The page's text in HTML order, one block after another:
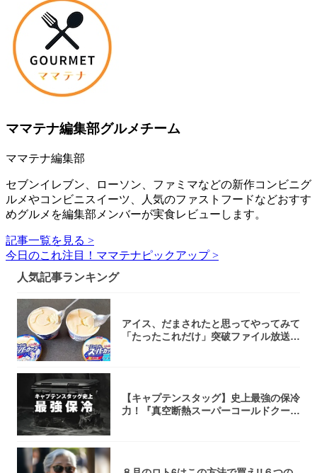
ママテナ編集部グルメチーム
ママテナ編集部
セブンイレブン、ローソン、ファミマなどの新作コンビニグ
ルメやコンビニスイーツ、人気のファストフードなどおすす
めグルメを編集部メンバーが実食レビューします。
記事一覧を見る >
今日のこれ注目！ママテナピックアップ >
人気記事ランキング
アイス、だまされたと思ってやってみて
「たったこれだけ」突破ファイル放送で
【キャプテンスタッグ】史上最強の保冷
力！『真空断熱スーパーコールドクーラ